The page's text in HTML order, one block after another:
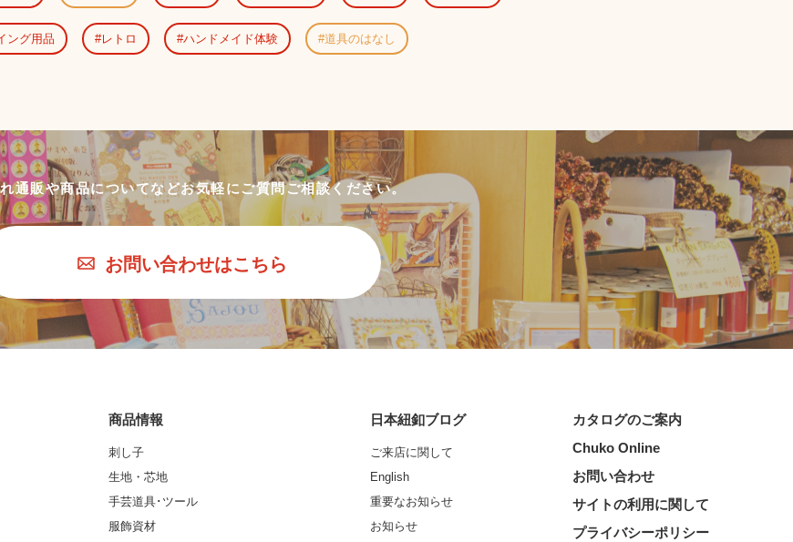
ング用品 レトロ ハンドメイド体験 道具のはなし
通販や商品についてなどお気軽にご質問ご相談ください。
お問い合わせはこちら
商品情報
刺し子
生地・芯地
手芸道具･ツール
服飾資材
日本紐釦ブログ
ご来店に関して
English
重要なお知らせ
お知らせ
カタログのご案内
Chuko Online
お問い合わせ
サイトの利用に関して
プライバシーポリシー